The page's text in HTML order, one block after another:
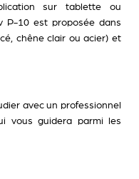
sur tablette ou
P-10 est proposée dans
chêne clair ou acier) et
avec un professionnel
vous guidera parmi les